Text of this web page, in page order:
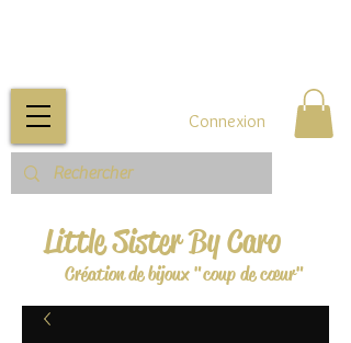
Little Sister By Caro
Création de bijoux "coup de cœur"
Connexion